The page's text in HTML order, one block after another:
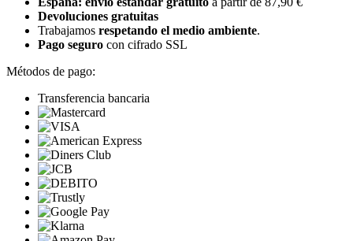
Devoluciones gratuitas
Trabajamos respetando el medio ambiente.
Pago seguro con cifrado SSL
Métodos de pago:
Transferencia bancaria